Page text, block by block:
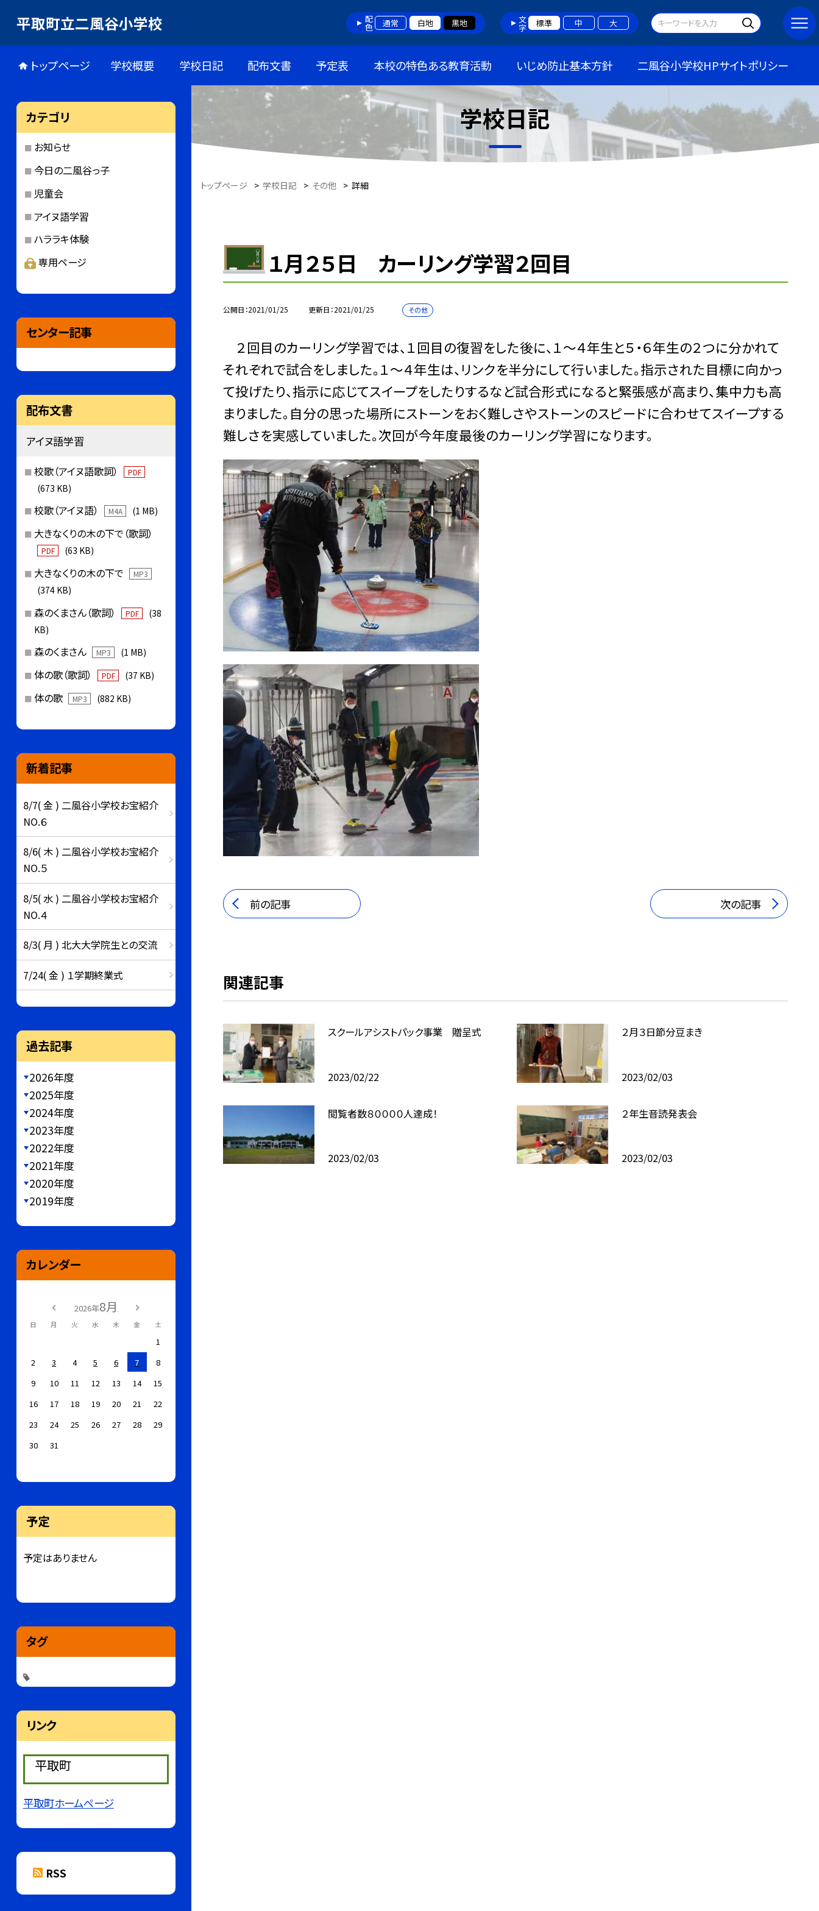
平取町立二風谷小学校 配色 通常 白地 黒地 文字 標準 中 大
トップページ 学校概要 学校日記 配布文書 予定表 本校の特色ある教育活動 いじめ防止基本方針 二風谷小学校HPサイトポリシー
学校日記
トップページ > 学校日記 > その他 > 詳細
１月２５日 カーリング学習２回目
公開日 2021/01/25 更新日 2021/01/25 その他
２回目のカーリング学習では、１回目の復習をした後に、１〜４年生と５・６年生の２つに分かれて
それぞれで試合をしました。１〜４年生は、リンクを半分にして行いました。指示された目標に向かっ
て投げたり、指示に応じてスイープをしたりするなど試合形式になると緊張感が高まり、集中力も高
まりました。自分の思った場所にストーンをおく難しさやストーンのスピードに合わせてスイープする
難しさを実感していました。次回が今年度最後のカーリング学習になります。
前の記事 次の記事
関連記事
スクールアシストパック事業 贈呈式
2023/02/22
２月３日節分豆まき
2023/02/03
閲覧者数８００００人達成！
2023/02/03
２年生音読発表会
2023/02/03
カテゴリ
お知らせ
今日の二風谷っ子
児童会
アイヌ語学習
ハララキ体験
専用ページ
センター記事
配布文書
アイヌ語学習
校歌（アイヌ語歌詞） PDF
(673 KB)
校歌（アイヌ語） M4A (1 MB)
大きなくりの木の下で（歌詞）
PDF (63 KB)
大きなくりの木の下で MP3
(374 KB)
森のくまさん（歌詞） PDF
(38
KB)
森のくまさん MP3 (1 MB)
体の歌（歌詞） PDF (37 KB)
体の歌 MP3 (882 KB)
新着記事
8/7( 金 ) 二風谷小学校お宝紹介
NO.６
8/6( 木 ) 二風谷小学校お宝紹介
NO.５
8/5( 水 ) 二風谷小学校お宝紹介
NO.４
8/3( 月 ) 北大大学院生との交流
7/24( 金 ) １学期終業式
過去記事
2026年度
2025年度
2024年度
2023年度
2022年度
2021年度
2020年度
2019年度
カレンダー
2026年8月
日 月 火 水 木 金 土
1
2
3 4 5 6 7
8
9
10 11 12 13 14
15
16
17 18 19 20 21
22
23
24 25 26 27 28
29
30
31
予定
予定はありません
タグ
リンク
平取町
平取町ホームページ
RSS